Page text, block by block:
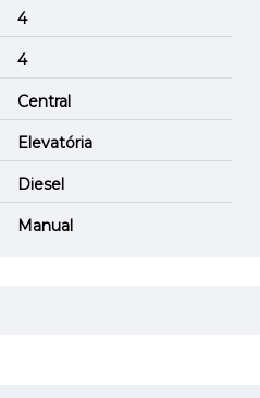
4
4
Central
Elevatória
Diesel
Manual